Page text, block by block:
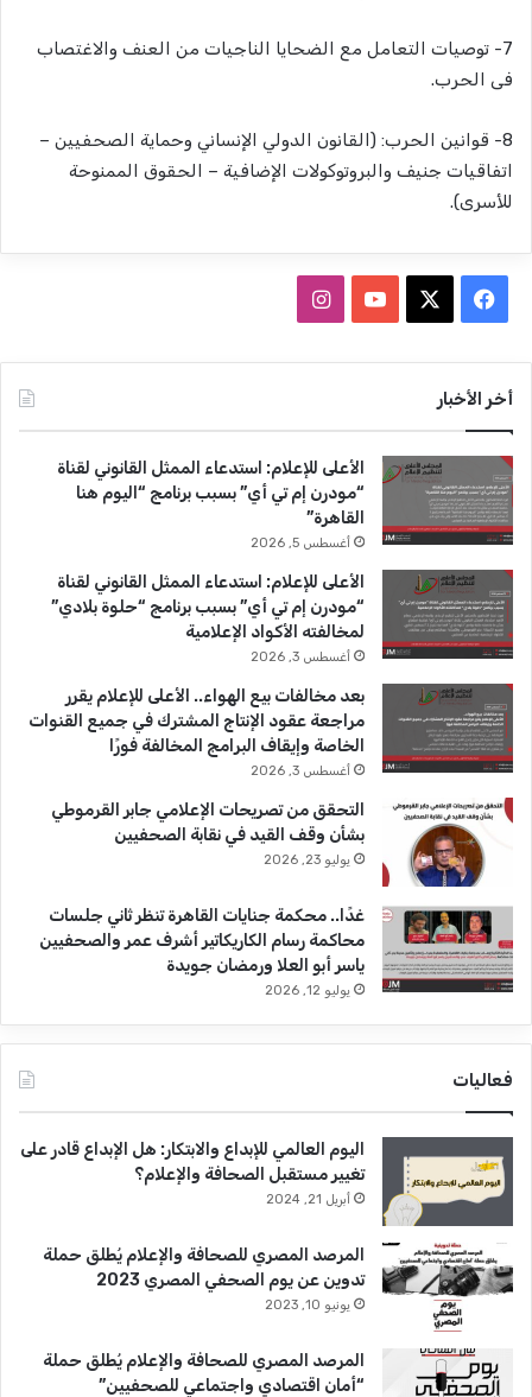
7- توصيات التعامل مع الضحايا الناجيات من العنف والاغتصاب
فى الحرب.
8- قوانين الحرب: (القانون الدولي الإنساني وحماية الصحفيين –
اتفاقيات جنيف والبروتوكولات الإضافية – الحقوق الممنوحة
للأسرى).
س
و
ك
T
u
b
e
ق
ا
م
أخر الأخبار
الأعلى للإعلام: استدعاء الممثل القانوني لقناة
“مودرن إم تي أي” بسبب برنامج “اليوم هنا
القاهرة”
أغسطس 5, 2026
الأعلى للإعلام: استدعاء الممثل القانوني لقناة
“مودرن إم تي أي” بسبب برنامج “حلوة بلادي”
لمخالفته الأكواد الإعلامية
أغسطس 3, 2026
بعد مخالفات بيع الهواء.. الأعلى للإعلام يقرر
مراجعة عقود الإنتاج المشترك في جميع القنوات
الخاصة وإيقاف البرامج المخالفة فورًا
أغسطس 3, 2026
التحقق من تصريحات الإعلامي جابر القرموطي
بشأن وقف القيد في نقابة الصحفيين
يوليو 23, 2026
غدًا.. محكمة جنايات القاهرة تنظر ثاني جلسات
محاكمة رسام الكاريكاتير أشرف عمر والصحفيين
ياسر أبو العلا ورمضان جويدة
يوليو 12, 2026
فعاليات
اليوم العالمي للإبداع والابتكار: هل الإبداع قادر على
تغيير مستقبل الصحافة والإعلام؟
أبريل 21, 2024
المرصد المصري للصحافة والإعلام يُطلق حملة
تدوين عن يوم الصحفي المصري 2023
يونيو 10, 2023
المرصد المصري للصحافة والإعلام يُطلق حملة
“أمان اقتصادي واجتماعي للصحفيين”